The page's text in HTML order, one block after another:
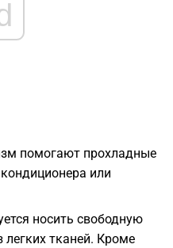
помогают прохладные
или
носить свободную
легких тканей. Кроме